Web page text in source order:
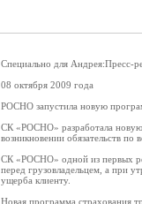
Специально для Андрея:Пресс-
08 октября 2009 года
РОСНО запустила новую
СК «РОСНО» разработала новую
возникновении обязательств по
СК «РОСНО» одной из первых
перед грузовладельцем, а при
ущерба клиенту.
Новая программа страхования